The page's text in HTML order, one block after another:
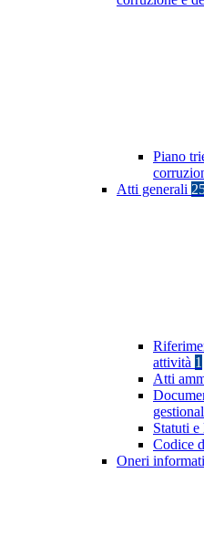
Piano
Atti generali
attività 1
Atti
Statuti
Codice
Oneri